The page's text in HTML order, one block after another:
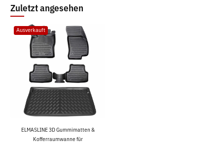
Zuletzt angesehen
Ausverkauft
ELMASLINE 3D Gummimatten &
Kofferraumwanne für